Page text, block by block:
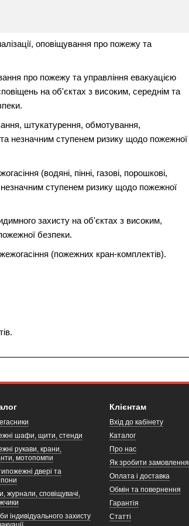
оповіщування про пожежу та
про пожежу та управління евакуацією
на об'єктах з високим, середнім та
штукатурення, обмотування,
незначним ступенем ризику щодо пожежної
(водяні, пінні, газові, порошкові,
ступенем ризику щодо пожежної
захисту на об'єктах з високим,
безпеки.
(пожежних кран-комплектів).
шафи, щити, стенди
рукави, крани,
мотопомпи
двері та
журнали, сповіщувачі,
індивідуального захисту
Клієнтам
Вхід до кабінету
Каталог
Про нас
Як зробити замовлення
Оплата і доставка
Обмін та повернення
Гарантія
Статті